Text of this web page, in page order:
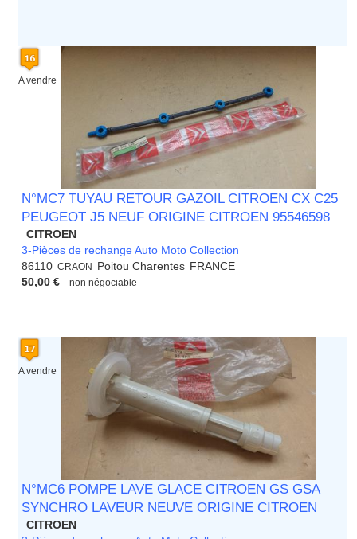
A vendre
N°MC7 TUYAU RETOUR GAZOIL CITROEN CX C25
PEUGEOT J5 NEUF ORIGINE CITROEN 95546598
CITROEN
3-Pièces de rechange Auto Moto Collection
86110 CRAON Poitou Charentes FRANCE
50,00 €
non négociable
A vendre
N°MC6 POMPE LAVE GLACE CITROEN GS GSA
SYNCHRO LAVEUR NEUVE ORIGINE CITROEN
CITROEN